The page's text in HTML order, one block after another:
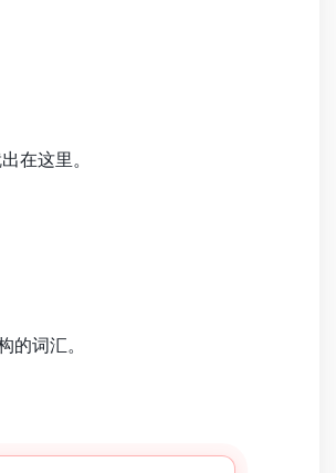
在这里。
词汇。